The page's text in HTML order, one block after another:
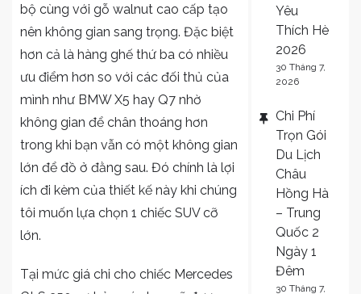
bộ cùng với gỗ walnut cao cấp tạo
nên không gian sang trọng. Đặc biệt
hơn cả là hàng ghế thứ ba có nhiều
ưu điểm hơn so với các đối thủ của
mình như BMW X5 hay Q7 nhờ
không gian để chân thoáng hơn
trong khi bạn vẫn có một không gian
lớn để đồ ở đằng sau. Đó chính là lợi
ích đi kèm của thiết kế này khi chúng
tôi muốn lựa chọn 1 chiếc SUV cỡ
lớn.
Tại mức giá chi cho chiếc Mercedes
Yêu
Thích Hè
2026
30 Tháng 7,
2026
Chi Phí
Trọn Gói
Du Lịch
Châu
Hồng Hà
– Trung
Quốc 2
Ngày 1
Đêm
30 Tháng 7,